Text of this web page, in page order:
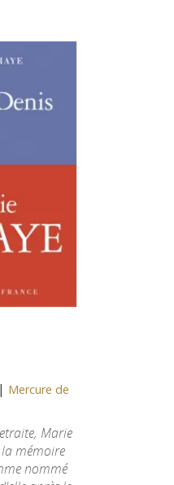
| Mercure de
Marie
mémoire
nommé